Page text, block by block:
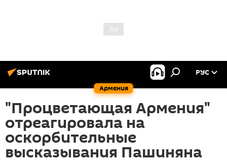
Армения
РУС
"Процветающая Армения"
отреагировала на
оскорбительные
высказывания Пашиняна